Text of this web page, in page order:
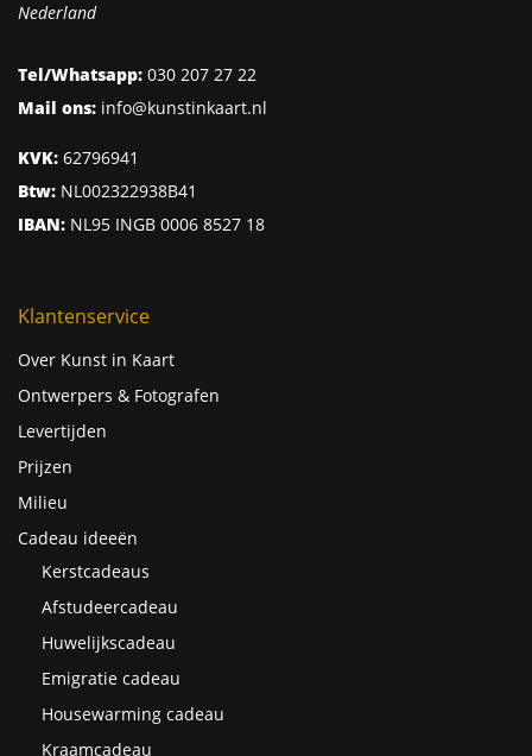
Nederland
Tel/Whatsapp: 030 207 27 22
Mail ons: info@kunstinkaart.nl
KVK: 62796941
Btw: NL002322938B41
IBAN: NL95 INGB 0006 8527 18
Klantenservice
Over Kunst in Kaart
Ontwerpers & Fotografen
Levertijden
Prijzen
Milieu
Cadeau ideeën
Kerstcadeaus
Afstudeercadeau
Huwelijkscadeau
Emigratie cadeau
Housewarming cadeau
Kraamcadeau